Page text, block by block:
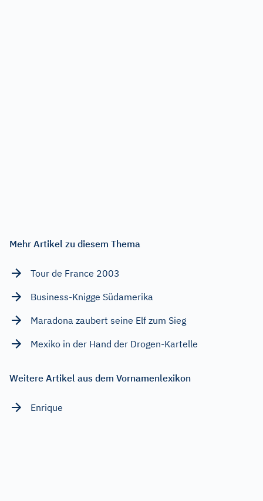
Mehr Artikel zu diesem Thema
Tour de France 2003
Business-Knigge Südamerika
Maradona zaubert seine Elf zum Sieg
Mexiko in der Hand der Drogen-Kartelle
Weitere Artikel aus dem Vornamenlexikon
Enrique